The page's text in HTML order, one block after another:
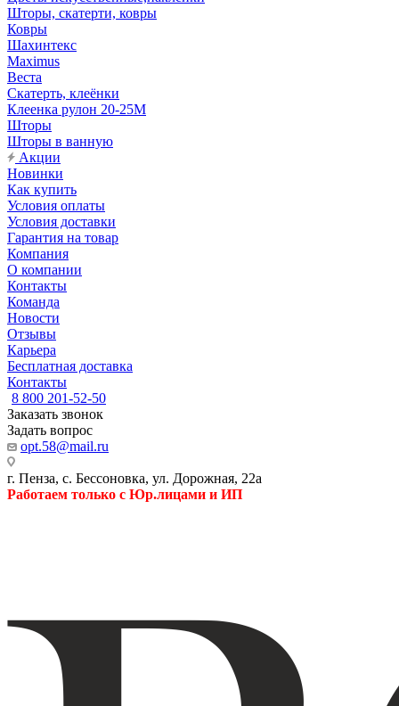
Шторы, скатерти, ковры
Ковры
Шахинтекс
Maximus
Веста
Скатерть, клеёнки
Клеенка рулон 20-25М
Шторы
Шторы в ванную
Акции
Новинки
Как купить
Условия оплаты
Условия доставки
Гарантия на товар
Компания
О компании
Контакты
Команда
Новости
Отзывы
Карьера
Бесплатная доставка
Контакты
8 800 201-52-50
Заказать звонок
Задать вопрос
opt.58@mail.ru
г. Пенза, с. Бессоновка, ул. Дорожная, 22а
Работаем только с Юр.лицами и ИП